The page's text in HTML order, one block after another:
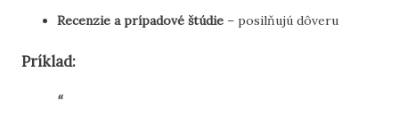
Recenzie a prípadové štúdie – posilňujú dôveru
Príklad: